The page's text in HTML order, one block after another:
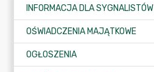
INFORMACJA DLA SYGNALISTÓW
OŚWIADCZENIA MAJĄTKOWE
OGŁOSZENIA